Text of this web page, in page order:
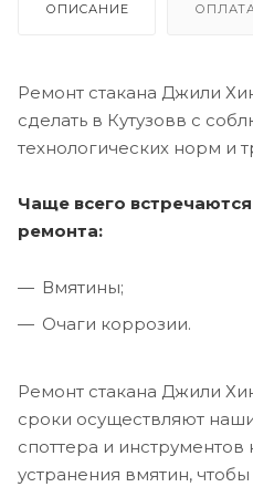
ОПИСАНИЕ
Ремонт стакана Джили
сделать в Кутузовв с
технологических норм и
Чаще всего
ремонта:
Вмятины;
Очаги коррозии.
Ремонт стакана Джили
сроки осуществляют
споттера и
устранения вмятин,